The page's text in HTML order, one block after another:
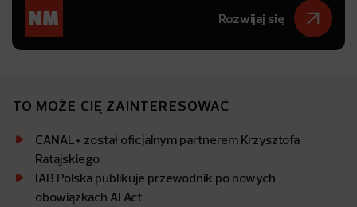
Rozwijaj się
TO MOŻE CIĘ ZAINTERESOWAĆ
CANAL+ został oficjalnym partnerem Krzysztofa
Ratajskiego
IAB Polska publikuje przewodnik po nowych
obowiązkach AI Act